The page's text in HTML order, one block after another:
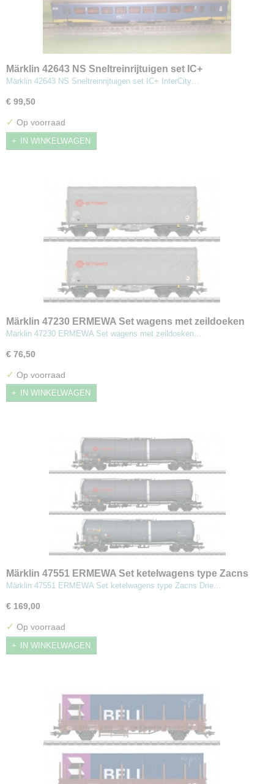
Märklin 42643 NS Sneltreinrijtuigen set IC+
Märklin 42643 NS Sneltreinrijtuigen set IC+ InterCity…
€ 99,50
✓ Op voorraad
IN WINKELWAGEN
Märklin 47230 ERMEWA Set wagens met zeildoeken
schuifwanden
Märklin 47230 ERMEWA Set wagens met zeildoeken…
€ 76,50
✓ Op voorraad
IN WINKELWAGEN
Märklin 47551 ERMEWA Set ketelwagens type Zacns
Märklin 47551 ERMEWA Set ketelwagens type Zacns Drie…
€ 169,00
✓ Op voorraad
IN WINKELWAGEN